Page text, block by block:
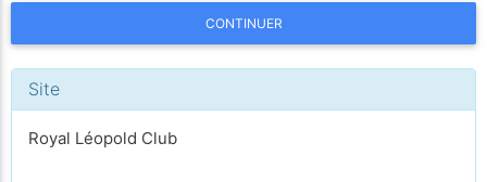
CONTINUER
Site
Royal Léopold Club